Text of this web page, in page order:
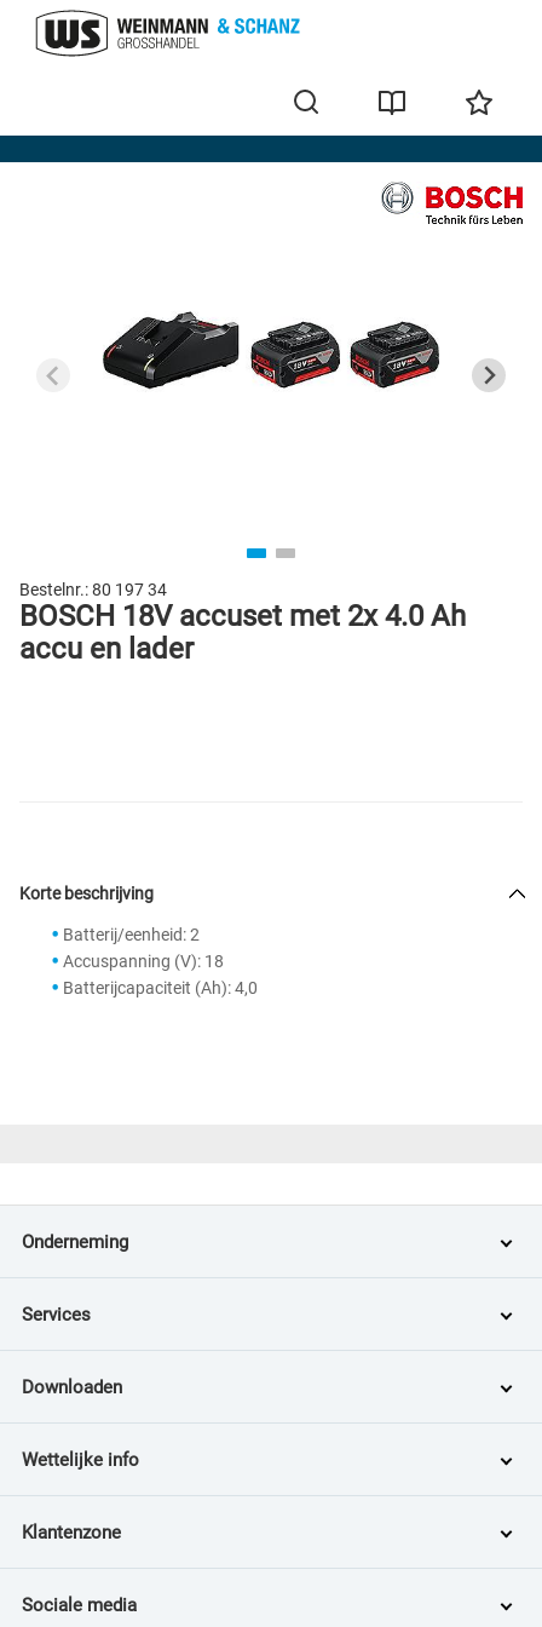
Bosch accu's + laders
Bestelnr.:80 197 34
BOSCH 18V accuset met 2x 4.0 Ah
accu en lader
Korte beschrijving
Batterij/eenheid: 2
Accuspanning (V): 18
Batterijcapaciteit (Ah): 4,0
Onderneming
Services
Downloaden
Wettelijke info
Klantenzone
Sociale media